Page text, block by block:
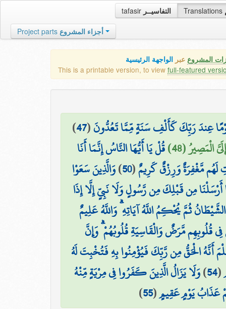
tafasir التفاسيــر Translations
Project parts أجزاء المشروع
المشروع عبر الواجهة الرئيسية
This is a printable version, to view full-featured
عِندَ رَبِّكَ كَأَلْفِ سَنَةٍ مِّمَّا تَعُدُّونَ(
47
)
(48)
قُلْ يَا أَيُّهَا النَّاسُ إِنَّمَا أَنَا
لَهُم مَّغْفِرَةٌ وَرِزْقٌ كَرِيمٌ(
50
)وَالَّذِينَ سَعَوْا
أَرْسَلْنَا مِن قَبْلِكَ مِن رَّسُولٍ وَلَا نَبِيٍّ إِلَّا إِذَا
ثُمَّ يُحْكِمُ اللَّهُ آيَاتِهِ ۗ وَاللَّهُ عَلِيمٌ
قُلُوبِهِم مَّرَضٌ وَالْقَاسِيَةِ قُلُوبُهُمْ ۗ وَإِنَّ
أَنَّهُ الْحَقُّ مِن رَّبِّكَ فَيُؤْمِنُوا بِهِ فَتُخْبِتَ لَهُ
(
54
)وَلَا يَزَالُ الَّذِينَ كَفَرُوا فِي مِرْيَةٍ مِّنْهُ
عَذَابُ يَوْمٍ عَقِيمٍ(
55
)